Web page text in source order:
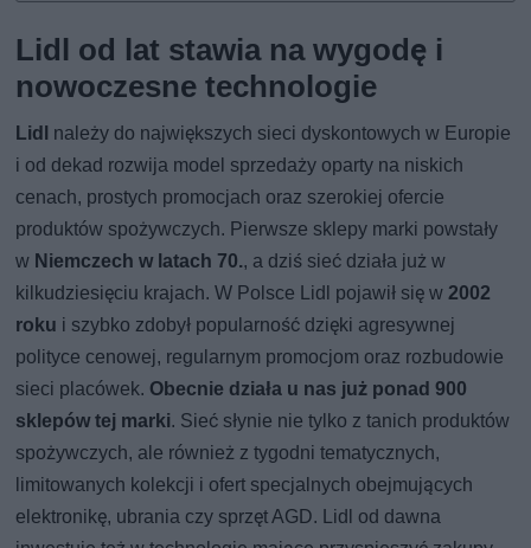
Lidl od lat stawia na wygodę i
nowoczesne technologie
Lidl należy do największych sieci dyskontowych w Europie
i od dekad rozwija model sprzedaży oparty na niskich
cenach, prostych promocjach oraz szerokiej ofercie
produktów spożywczych. Pierwsze sklepy marki powstały
w Niemczech w latach 70., a dziś sieć działa już w
kilkudziesięciu krajach. W Polsce Lidl pojawił się w2002
roku i szybko zdobył popularność dzięki agresywnej
polityce cenowej, regularnym promocjom oraz rozbudowie
sieci placówek. Obecnie działa u nas już ponad 900
sklepów tej marki. Sieć słynie nie tylko z tanich produktów
spożywczych, ale również z tygodni tematycznych,
limitowanych kolekcji i ofert specjalnych obejmujących
elektronikę, ubrania czy sprzęt AGD. Lidl od dawna